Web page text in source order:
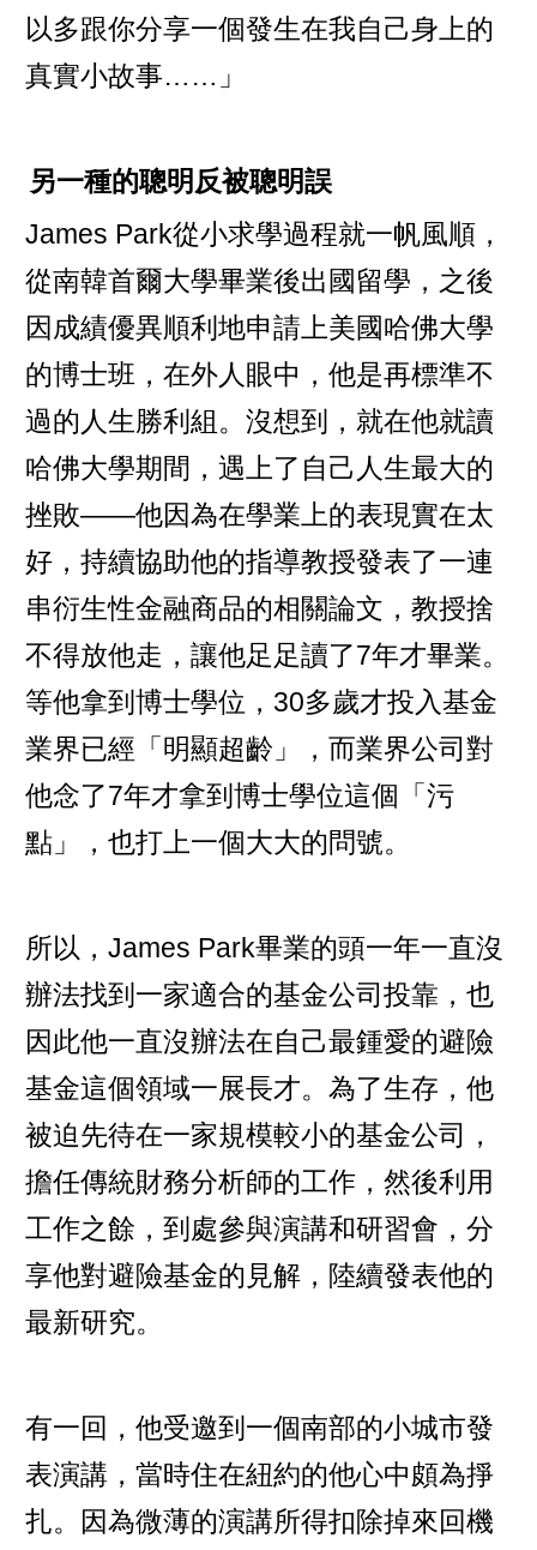
以多跟你分享一個發生在我自己身上的
真實小故事……」
另一種的聰明反被聰明誤
James Park從小求學過程就一帆風順，
從南韓首爾大學畢業後出國留學，之後
因成績優異順利地申請上美國哈佛大學
的博士班，在外人眼中，他是再標準不
過的人生勝利組。沒想到，就在他就讀
哈佛大學期間，遇上了自己人生最大的
挫敗——他因為在學業上的表現實在太
好，持續協助他的指導教授發表了一連
串衍生性金融商品的相關論文，教授捨
不得放他走，讓他足足讀了7年才畢業。
等他拿到博士學位，30多歲才投入基金
業界已經「明顯超齡」，而業界公司對
他念了7年才拿到博士學位這個「污
點」，也打上一個大大的問號。
所以，James Park畢業的頭一年一直沒
辦法找到一家適合的基金公司投靠，也
因此他一直沒辦法在自己最鍾愛的避險
基金這個領域一展長才。為了生存，他
被迫先待在一家規模較小的基金公司，
擔任傳統財務分析師的工作，然後利用
工作之餘，到處參與演講和研習會，分
享他對避險基金的見解，陸續發表他的
最新研究。
有一回，他受邀到一個南部的小城市發
表演講，當時住在紐約的他心中頗為掙
扎。因為微薄的演講所得扣除掉來回機